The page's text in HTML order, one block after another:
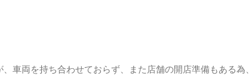
車両を持ち合わせておらず、また店舗の開店準備もある為